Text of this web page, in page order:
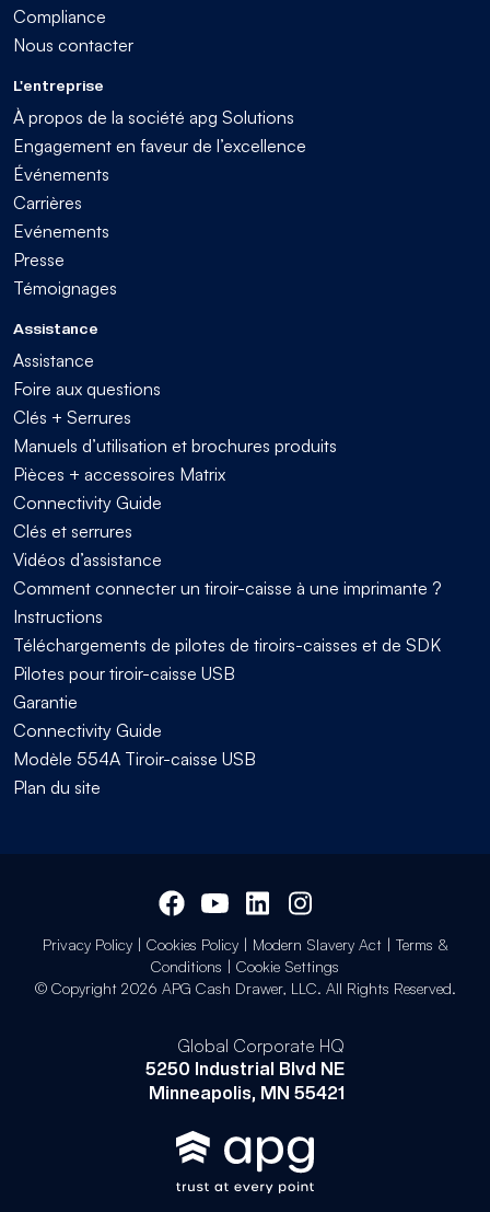
Compliance
Nous contacter
L'entreprise
À propos de la société apg Solutions
Engagement en faveur de l’excellence
Événements
Carrières
Evénements
Presse
Témoignages
Assistance
Assistance
Foire aux questions
Clés + Serrures
Manuels d’utilisation et brochures produits
Pièces + accessoires Matrix
Connectivity Guide
Clés et serrures
Vidéos d’assistance
Comment connecter un tiroir-caisse à une imprimante ?
Instructions
Téléchargements de pilotes de tiroirs-caisses et de SDK
Pilotes pour tiroir-caisse USB
Garantie
Connectivity Guide
Modèle 554A Tiroir-caisse USB
Plan du site
Privacy Policy| Cookies Policy| Modern Slavery Act| Terms &
Conditions | Cookie Settings
© Copyright 2026 APG Cash Drawer, LLC. All Rights Reserved.
Global Corporate HQ
5250 Industrial Blvd NE
Minneapolis, MN 55421